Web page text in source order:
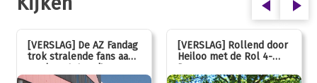
[VERSLAG] De AZ Fandag
trok stralende fans aan,
van jong tot oud!
[VERSLAG] Rollend door
Heiloo met de Rol 4-
Daagse